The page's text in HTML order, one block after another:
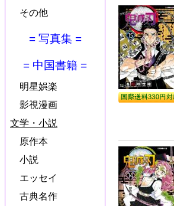
その他
= 写真集 =
= 中国書籍 =
明星娯楽
影視漫画
文学・小説
原作本
小説
エッセイ
古典名作